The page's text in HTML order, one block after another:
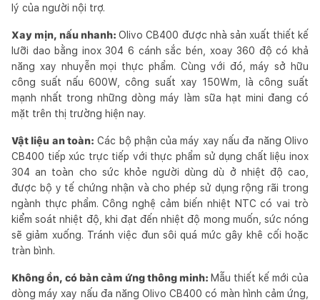
lý của người nội trợ.
Xay mịn, nấu nhanh:Olivo CB400 được nhà sản xuất thiết kế
lưỡi dao bằng inox 304 6 cánh sắc bén, xoay 360 độ có khả
năng xay nhuyễn mọi thực phẩm. Cùng với đó, máy sở hữu
công suất nấu 600W, công suất xay 150Wm, là công suất
mạnh nhất trong những dòng máy làm sữa hạt mini đang có
mặt trên thị trường hiện nay.
Vật liệu an toàn: Các bộ phận của máy xay nấu đa năng Olivo
CB400 tiếp xúc trực tiếp với thực phẩm sử dụng chất liệu inox
304 an toàn cho sức khỏe người dùng dù ở nhiệt độ cao,
được bộ y tế chứng nhận và cho phép sử dụng rộng rãi trong
ngành thực phẩm. Công nghệ cảm biến nhiệt NTC có vai trò
kiểm soát nhiệt độ, khi đạt đến nhiệt độ mong muốn, sức nóng
sẽ giảm xuống. Tránh việc đun sôi quá mức gây khê cối hoặc
tràn bình.
Không ồn, có bản cảm ứng thông minh: Mẫu thiết kế mới của
dòng máy xay nấu đa năng Olivo CB400 có màn hình cảm ứng,